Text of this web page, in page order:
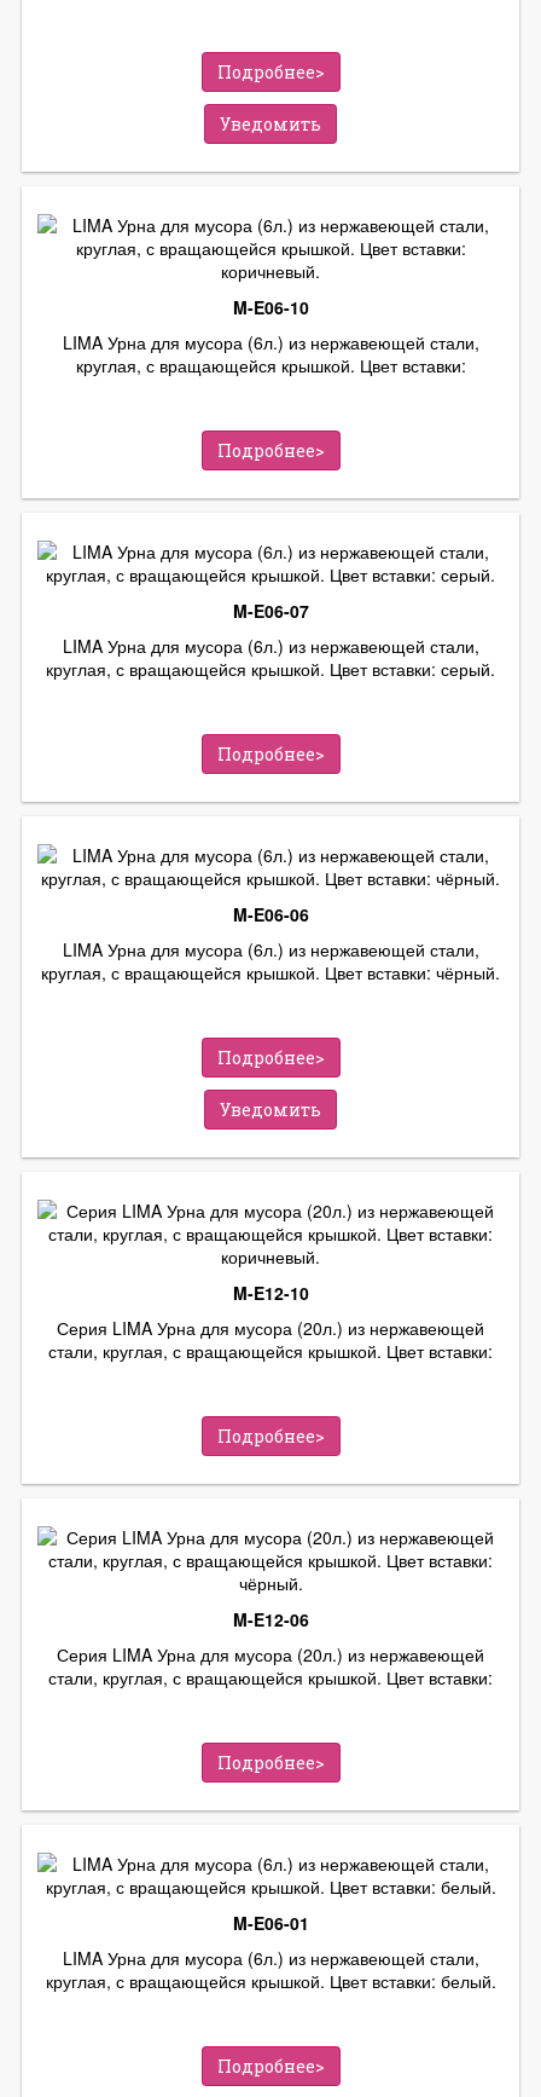
Подробнее>
Уведомить
M-E06-10
LIMA Урна для мусора (6л.) из нержавеющей стали,
круглая, с вращающейся крышкой. Цвет вставки:
Подробнее>
M-E06-07
LIMA Урна для мусора (6л.) из нержавеющей стали,
круглая, с вращающейся крышкой. Цвет вставки: серый.
Подробнее>
M-E06-06
LIMA Урна для мусора (6л.) из нержавеющей стали,
круглая, с вращающейся крышкой. Цвет вставки: чёрный.
Подробнее>
Уведомить
M-E12-10
Серия LIMA Урна для мусора (20л.) из нержавеющей
стали, круглая, с вращающейся крышкой. Цвет вставки:
Подробнее>
M-E12-06
Серия LIMA Урна для мусора (20л.) из нержавеющей
стали, круглая, с вращающейся крышкой. Цвет вставки:
Подробнее>
M-E06-01
LIMA Урна для мусора (6л.) из нержавеющей стали,
круглая, с вращающейся крышкой. Цвет вставки: белый.
Подробнее>